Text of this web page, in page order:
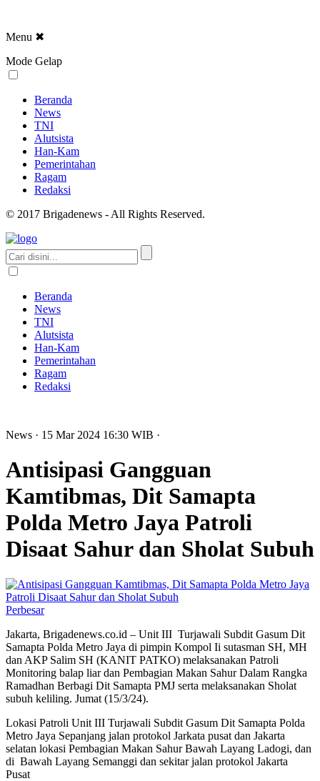
Menu ✖
Mode Gelap
Beranda
News
TNI
Alutsista
Han-Kam
Pemerintahan
Ragam
Redaksi
© 2017 Brigadenews - All Rights Reserved.
Beranda
News
TNI
Alutsista
Han-Kam
Pemerintahan
Ragam
Redaksi
News · 15 Mar 2024 16:30 WIB ·
Antisipasi Gangguan
Kamtibmas, Dit Samapta
Polda Metro Jaya Patroli
Disaat Sahur dan Sholat Subuh
Perbesar
Jakarta, Brigadenews.co.id – Unit III Turjawali Subdit Gasum Dit
Samapta Polda Metro Jaya di pimpin Kompol Ii sutasman SH, MH
dan AKP Salim SH (KANIT PATKO) melaksanakan Patroli
Monitoring balap liar dan Pembagian Makan Sahur Dalam Rangka
Ramadhan Berbagi Dit Samapta PMJ serta melaksanakan Sholat
subuh keliling. Jumat (15/3/24).
Lokasi Patroli Unit III Turjawali Subdit Gasum Dit Samapta Polda
Metro Jaya Sepanjang jalan protokol Jarkata pusat dan Jakarta
selatan lokasi Pembagian Makan Sahur Bawah Layang Ladogi, dan
di Bawah Layang Semanggi dan sekitar jalan protokol Jakarta
Pusat